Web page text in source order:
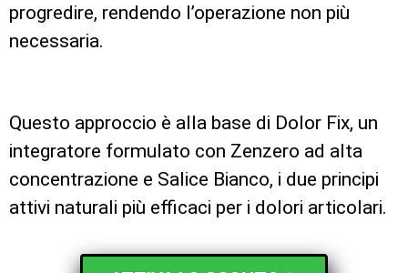
progredire, rendendo l’operazione non più
necessaria.
Questo approccio è alla base di Dolor Fix, un
integratore formulato con Zenzero ad alta
concentrazione e Salice Bianco, i due principi
attivi naturali più efficaci per i dolori articolari.